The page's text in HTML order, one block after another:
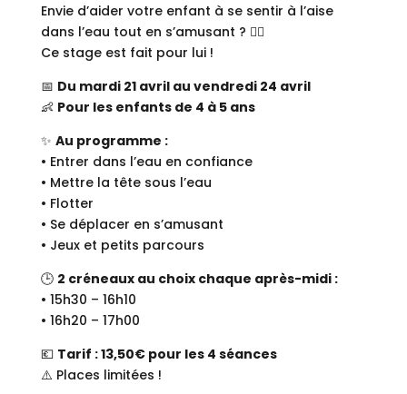
Envie d’aider votre enfant à se sentir à l’aise
dans l’eau tout en s’amusant ? 🏊‍♂️
Ce stage est fait pour lui !
📅 Du mardi 21 avril au vendredi 24 avril
👶 Pour les enfants de 4 à 5 ans
✨ Au programme :
• Entrer dans l’eau en confiance
• Mettre la tête sous l’eau
• Flotter
• Se déplacer en s’amusant
• Jeux et petits parcours
🕒 2 créneaux au choix chaque après-midi :
• 15h30 – 16h10
• 16h20 – 17h00
💶 Tarif : 13,50€ pour les 4 séances
⚠️ Places limitées !